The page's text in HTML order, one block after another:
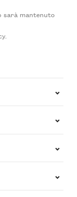
sarà mantenuto